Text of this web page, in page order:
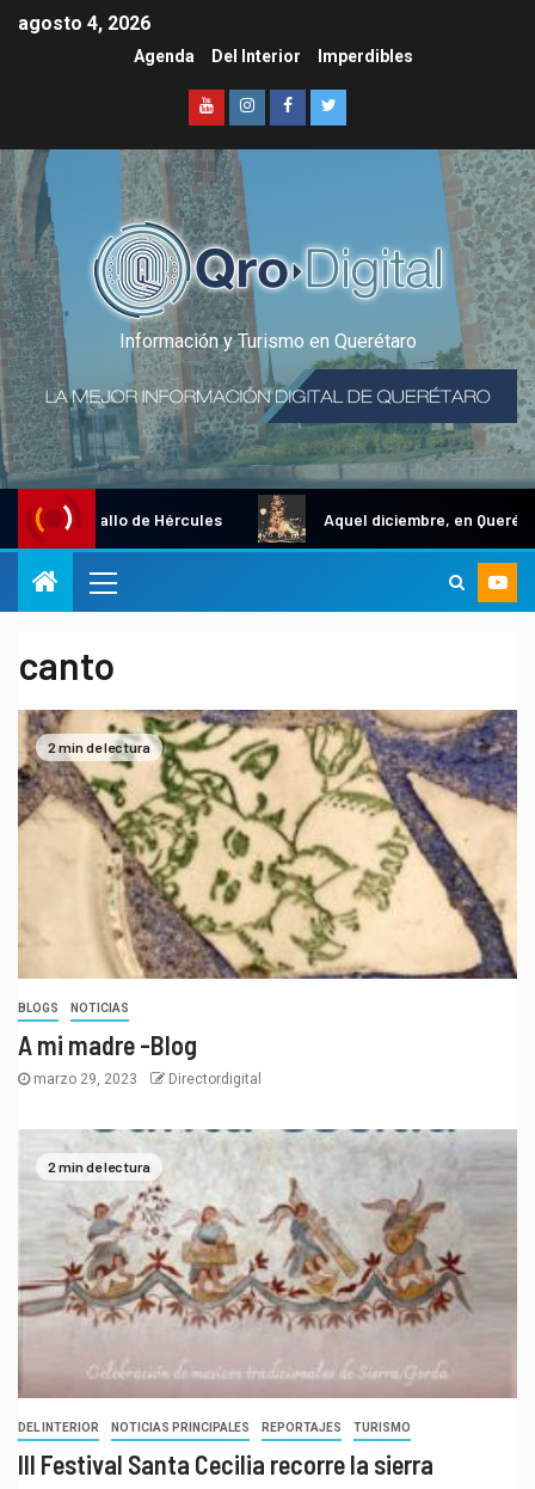
agosto 4, 2026
Agenda Del Interior Imperdibles
Información y Turismo en Querétaro
Gallo de Hércules Aquel diciembre, en Querétaro
canto
2 min de lectura
BLOGS NOTICIAS
A mi madre -Blog
marzo 29, 2023 Directordigital
2 min de lectura
DEL INTERIOR NOTICIAS PRINCIPALES REPORTAJES TURISMO
III Festival Santa Cecilia recorre la sierra